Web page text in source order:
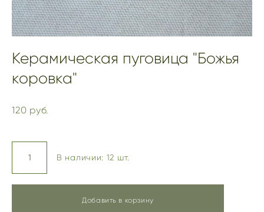
Керамическая пуговица "Божья
коровка"
120 pуб.
В наличии: 12 шт.
Добавить в корзину